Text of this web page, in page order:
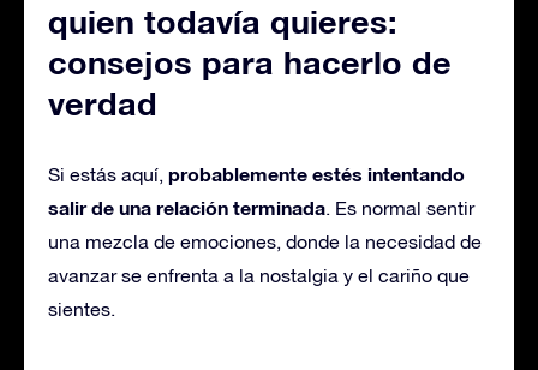
quien todavía quieres:
consejos para hacerlo de
verdad
Si estás aquí, probablemente estés intentando
salir de una relación terminada. Es normal sentir
una mezcla de emociones, donde la necesidad de
avanzar se enfrenta a la nostalgia y el cariño que
sientes.